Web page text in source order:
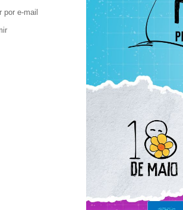
por e-mail